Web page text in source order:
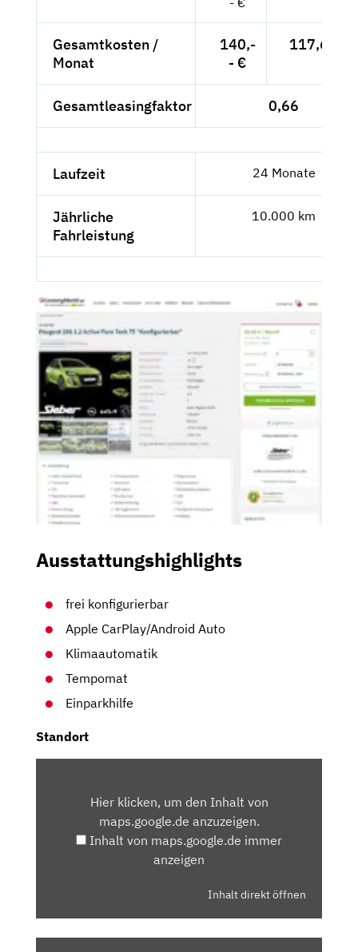
Gesamtkosten /
Monat
140,-
- €
117,65 €
Gesamtleasingfaktor 0,66
Laufzeit 24 Monate
Jährliche
Fahrleistung
10.000 km
Ausstattungshighlights
frei konfigurierbar
Apple CarPlay/Android Auto
Klimaautomatik
Tempomat
Einparkhilfe
Standort
MAPS.GOOGLE.DEHier klicken, um den Inhalt von
maps.google.de anzuzeigen.
Inhalt von maps.google.de immer
anzeigen
Inhalt direkt öffnen